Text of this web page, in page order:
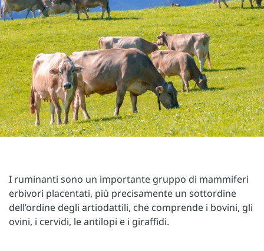
I ruminanti sono un importante gruppo di mammiferi
erbivori placentati, più precisamente un sottordine
dell’ordine degli artiodattili, che comprende i bovini, gli
ovini, i cervidi, le antilopi e i giraffidi.